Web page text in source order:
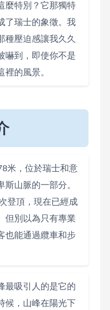
麼特別？它那獨特
了瑞士的象徵。我
種壓迫感讓我久久
嚇到，即使你不是
的風景。
米，位於瑞士和意
山脈的一部分。
登頂，現在已經成
但別以為只有專業
也能通過纜車和步
最吸引人的是它的
候，山峰在陽光下